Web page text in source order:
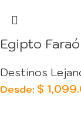
Egipto
Destinos
Desde: $